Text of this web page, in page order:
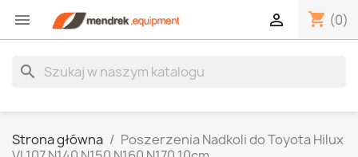
 shopping_cart (0)

search
Strona główna
Poszerzenia Nadkoli do Toyota Hilux